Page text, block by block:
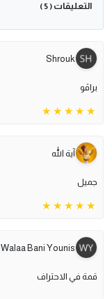
التعليقات ( 5 )
Shrouk
براڤو
آية الله
جميل
Walaa Bani Younis
قمة في الاحتراف